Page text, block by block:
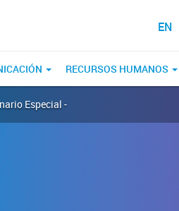
EN
RECURSOS HUMANOS
Especial -